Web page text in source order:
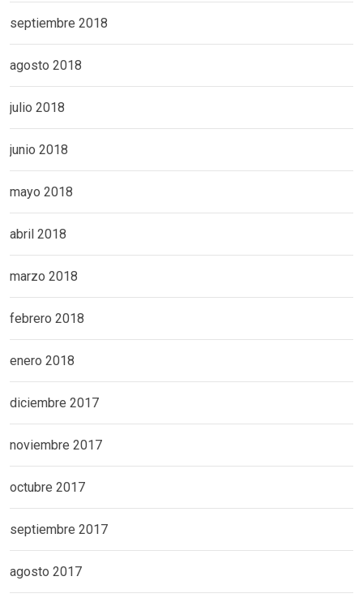
septiembre 2018
agosto 2018
julio 2018
junio 2018
mayo 2018
abril 2018
marzo 2018
febrero 2018
enero 2018
diciembre 2017
noviembre 2017
octubre 2017
septiembre 2017
agosto 2017